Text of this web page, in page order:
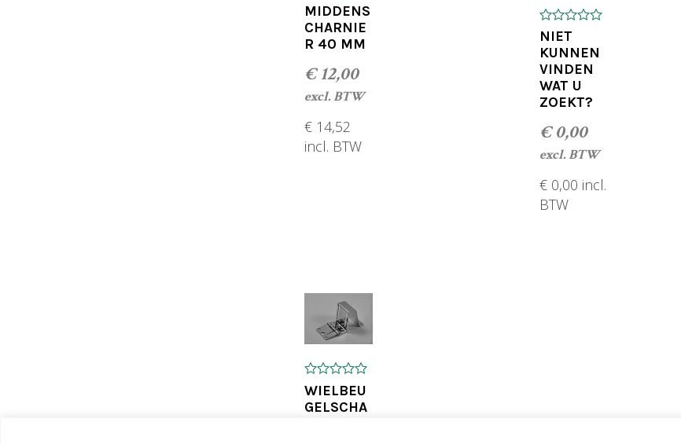
0
o
u
t
5
MIDDENS
CHARNIE
R 40 MM
€12,00
excl. BTW
€ 14,52
incl. BTW
0
o
u
t
o
f
5
NIET
KUNNEN
VINDEN
WAT U
ZOEKT?
€0,00
excl. BTW
€ 0,00 incl.
BTW
0
o
u
WIELBEU
GELSCHA